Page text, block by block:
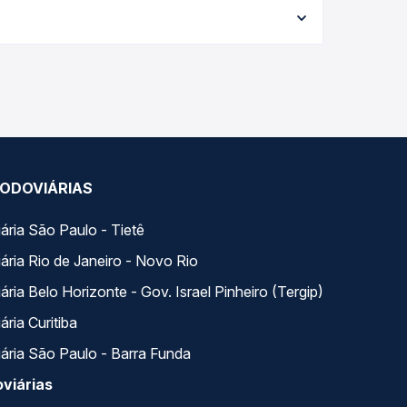
garante a melhor oferta para o seu roteiro.
São Paulo - Tietê
Rio de Janeiro - Novo Rio
Belo Horizonte - Gov. Israel Pinheiro (Tergip)
Curitiba
São Paulo - Barra Funda